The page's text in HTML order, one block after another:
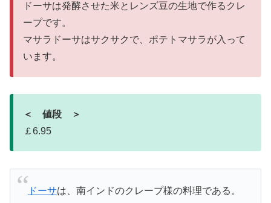
ドーサは発酵させた米とレンズ豆の生地で作るクレ
ープです。
マサラドーサはサクサクで、ポテトマサラが入って
います。
＜ 値段 ＞
￡6.95
ドーサは、南インドのクレープ様の料理である。